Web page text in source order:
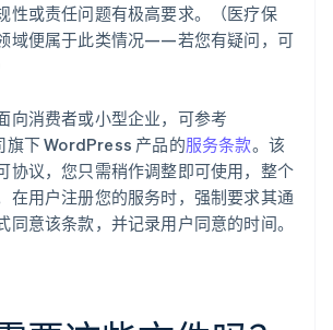
性或责任问题有极高要求。（医疗保
域便属于此类情况——若您有疑问，可
向消费者或小型企业，可参考
下 WordPress 产品的服务条款。该
协议，您只需稍作调整即可使用，整个
在用户注册您的服务时，强制要求其通
同意该条款，并记录用户同意的时间。